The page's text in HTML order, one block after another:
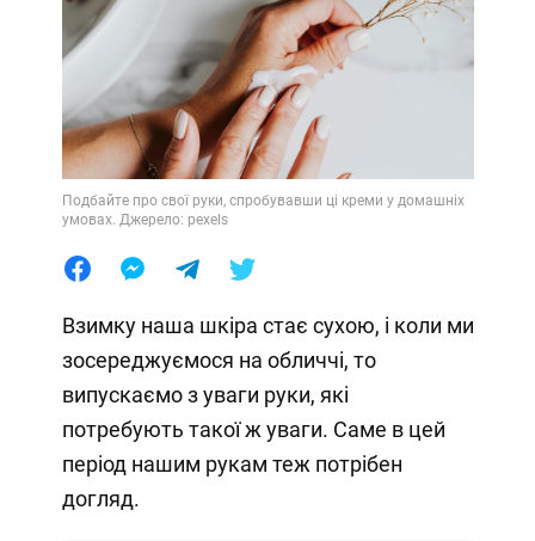
Подбайте про свої руки, спробувавши ці креми у домашніх
умовах. Джерело: pexels
Взимку наша шкіра стає сухою, і коли ми
зосереджуємося на обличчі, то
випускаємо з уваги руки, які
потребують такої ж уваги. Саме в цей
період нашим рукам теж потрібен
догляд.